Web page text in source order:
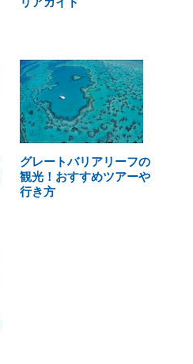
グレートバリアリーフの
観光！おすすめツアーや
行き方